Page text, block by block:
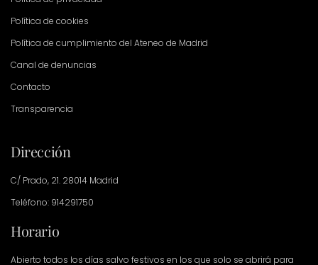
Política de cookies
Política de cumplimiento del Ateneo de Madrid
Canal de denuncias
Contacto
Transparencia
Dirección
C/ Prado, 21. 28014 Madrid
Teléfono: 914291750
Horario
Abierto todos los días salvo festivos en los que solo se abrirá para